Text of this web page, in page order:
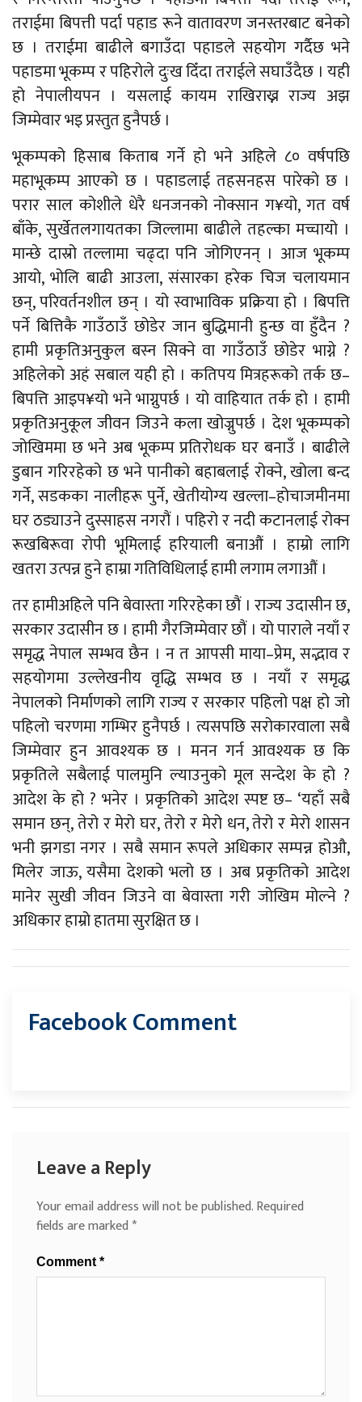
तराईमा बिपत्ती पर्दा पहाड रूने वातावरण जनस्तरबाट बनेको
छ । तराईमा बाढीले बगाउँदा पहाडले सहयोग गर्दैछ भने
पहाडमा भूकम्प र पहिरोले दुःख दिँदा तराईले सघाउँदैछ । यही
हो नेपालीयपन । यसलाई कायम राखिराख्न राज्य अझ
जिम्मेवार भइ प्रस्तुत हुनैपर्छ ।
भूकम्पको हिसाब किताब गर्ने हो भने अहिले ८० वर्षपछि
महाभूकम्प आएको छ । पहाडलाई तहसनहस पारेको छ ।
परार साल कोशीले धेरै धनजनको नोक्सान ग¥यो, गत वर्ष
बाँके, सुर्खेतलगायतका जिल्लामा बाढीले तहल्का मच्चायो ।
मान्छे दास्रो तल्लामा चढ्दा पनि जोगिएनन् । आज भूकम्प
आयो, भोलि बाढी आउला, संसारका हरेक चिज चलायमान
छन्, परिवर्तनशील छन् । यो स्वाभाविक प्रक्रिया हो । बिपत्ति
पर्ने बित्तिकै गाउँठाउँ छोडेर जान बुद्धिमानी हुन्छ वा हुँदैन ?
हामी प्रकृतिअनुकुल बस्न सिक्ने वा गाउँठाउँ छोडेर भाग्ने ?
अहिलेको अहं सबाल यही हो । कतिपय मित्रहरूको तर्क छ–
बिपत्ति आइप¥यो भने भाग्नुपर्छ । यो वाहियात तर्क हो । हामी
प्रकृतिअनुकूल जीवन जिउने कला खोज्नुपर्छ । देश भूकम्पको
जोखिममा छ भने अब भूकम्प प्रतिरोधक घर बनाउँ । बाढीले
डुबान गरिरहेको छ भने पानीको बहाबलाई रोक्ने, खोला बन्द
गर्ने, सडकका नालीहरू पुर्ने, खेतीयोग्य खल्ला–होचाजमीनमा
घर ठड्याउने दुस्साहस नगरौं । पहिरो र नदी कटानलाई रोक्न
रूखबिरूवा रोपी भूमिलाई हरियाली बनाऔं । हाम्रो लागि
खतरा उत्पन्न हुने हाम्रा गतिविधिलाई हामी लगाम लगाऔं ।
तर हामीअहिले पनि बेवास्ता गरिरहेका छौं । राज्य उदासीन छ,
सरकार उदासीन छ । हामी गैरजिम्मेवार छौं । यो पाराले नयाँ र
समृद्ध नेपाल सम्भव छैन । न त आपसी माया–प्रेम, सद्भाव र
सहयोगमा उल्लेखनीय वृद्धि सम्भव छ । नयाँ र समृद्ध
नेपालको निर्माणको लागि राज्य र सरकार पहिलो पक्ष हो जो
पहिलो चरणमा गम्भिर हुनैपर्छ । त्यसपछि सरोकारवाला सबै
जिम्मेवार हुन आवश्यक छ । मनन गर्न आवश्यक छ कि
प्रकृतिले सबैलाई पालमुनि ल्याउनुको मूल सन्देश के हो ?
आदेश के हो ? भनेर । प्रकृतिको आदेश स्पष्ट छ– ‘यहाँ सबै
समान छन्, तेरो र मेरो घर, तेरो र मेरो धन, तेरो र मेरो शासन
भनी झगडा नगर । सबै समान रूपले अधिकार सम्पन्न होऔ,
मिलेर जाऊ, यसैमा देशको भलो छ । अब प्रकृतिको आदेश
मानेर सुखी जीवन जिउने वा बेवास्ता गरी जोखिम मोल्ने ?
अधिकार हाम्रो हातमा सुरक्षित छ ।
Facebook Comment
Leave a Reply
Your email address will not be published.Required
fields are marked*
Comment *